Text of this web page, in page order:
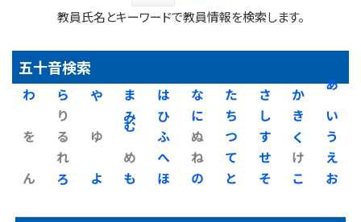
教員氏名とキーワードで教員情報を検索します。
五十音検索
あ
い
う
え
お
か
き
く
け
こ
さ
し
す
せ
そ
た
ち
つ
て
と
な
に
ぬ
ね
の
は
ひ
ふ
へ
ほ
ま
み
む
め
も
や
ゆ
よ
ら
り
る
れ
ろ
わ
を
ん